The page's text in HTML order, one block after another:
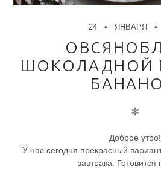
24 ЯНВАРЯ
ШОКОЛАДНОЙ
✻
Доброе утро!
У нас сегодня прекрасный
завтрака. Готовится